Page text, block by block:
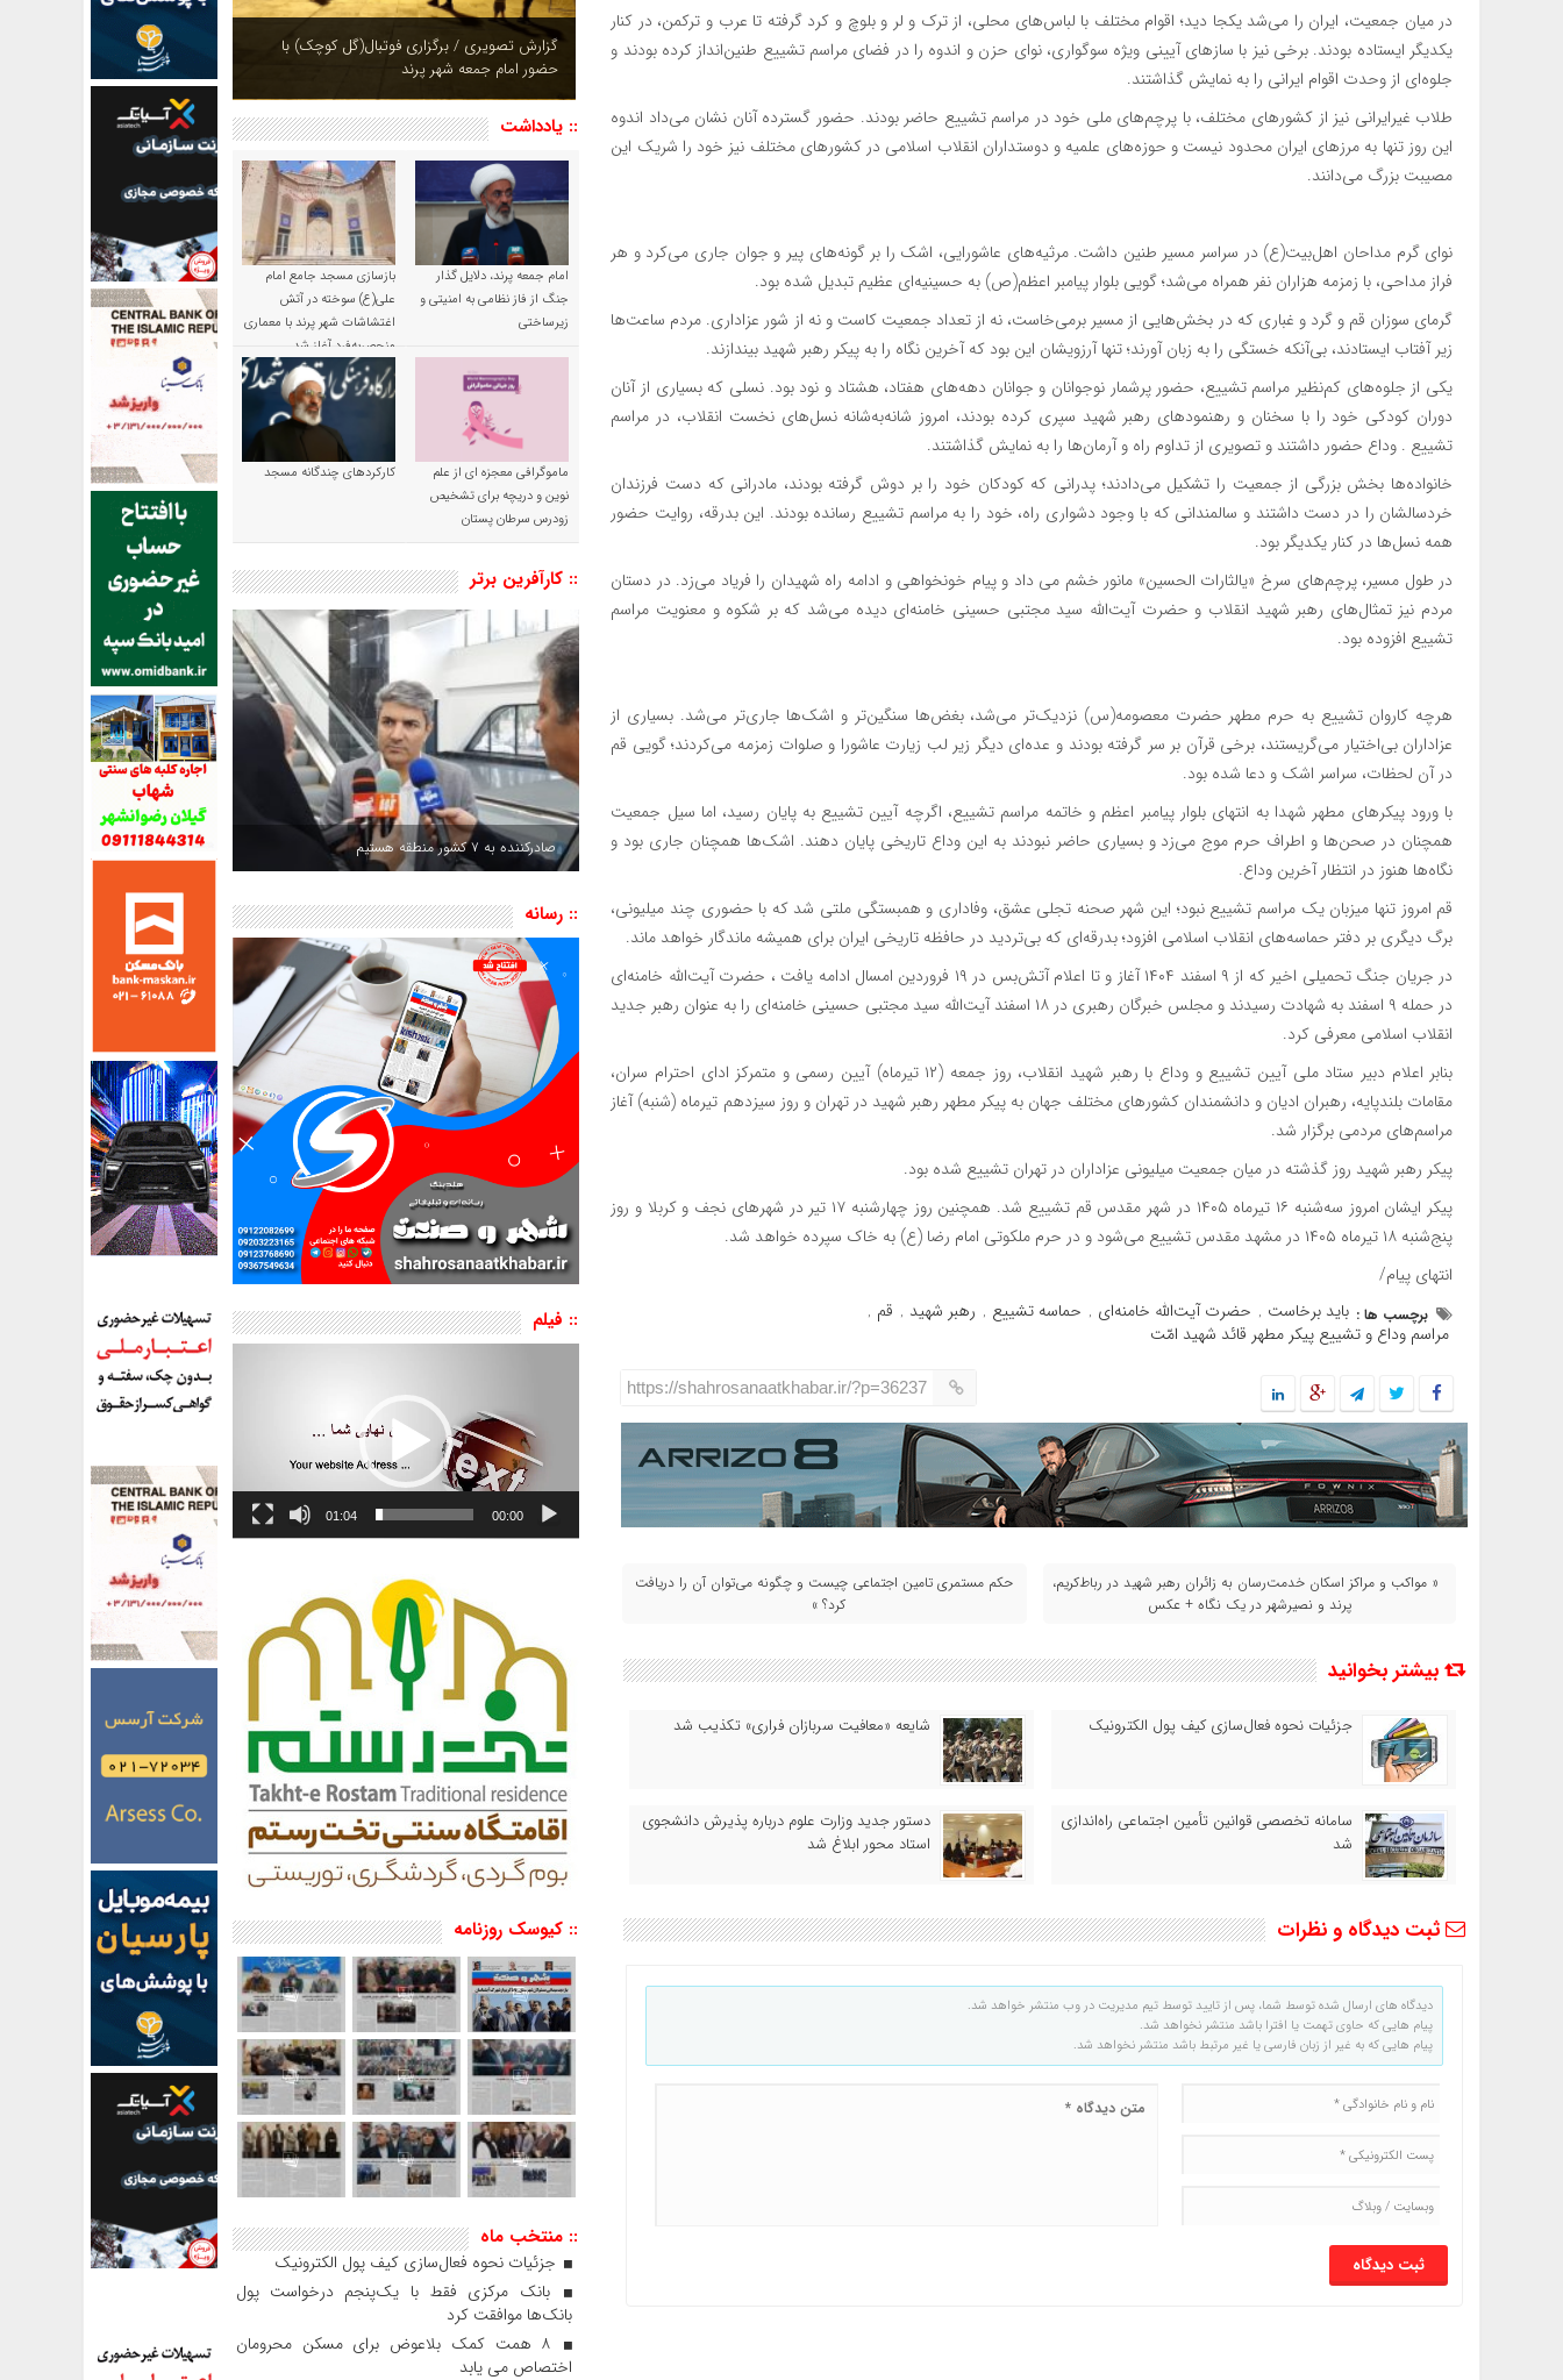
در میان جمعیت، ایران را می‌شد یکجا دید؛ اقوام مختلف با لباس‌های محلی، از ترک و لر و بلوچ و کرد گرفته تا عرب و ترکمن، در کنار
یکدیگر ایستاده بودند. برخی نیز با سازهای آیینی ویژه سوگواری، نوای حزن و اندوه را در فضای مراسم تشییع طنین‌انداز کرده بودند و
جلوه‌ای از وحدت اقوام ایرانی را به نمایش گذاشتند.
طلاب غیرایرانی نیز از کشورهای مختلف، با پرچم‌های ملی خود در مراسم تشییع حاضر بودند. حضور گسترده آنان نشان می‌داد اندوه
این روز تنها به مرزهای ایران محدود نیست و حوزه‌های علمیه و دوستداران انقلاب اسلامی در کشورهای مختلف نیز خود را شریک این
مصیبت بزرگ می‌دانند.
نوای گرم مداحان اهل‌بیت(ع) در سراسر مسیر طنین داشت. مرثیه‌های عاشورایی، اشک را بر گونه‌های پیر و جوان جاری می‌کرد و هر
فراز مداحی، با زمزمه هزاران نفر همراه می‌شد؛ گویی بلوار پیامبر اعظم(ص) به حسینیه‌ای عظیم تبدیل شده بود.
گرمای سوزان قم و گرد و غباری که در بخش‌هایی از مسیر برمی‌خاست، نه از تعداد جمعیت کاست و نه از شور عزاداری. مردم ساعت‌ها
زیر آفتاب ایستادند، بی‌آنکه خستگی را به زبان آورند؛ تنها آرزویشان این بود که آخرین نگاه را به پیکر رهبر شهید بیندازند.
یکی از جلوه‌های کم‌نظیر مراسم تشییع، حضور پرشمار نوجوانان و جوانان دهه‌های هفتاد، هشتاد و نود بود. نسلی که بسیاری از آنان
دوران کودکی خود را با سخنان و رهنمودهای رهبر شهید سپری کرده بودند، امروز شانه‌به‌شانه نسل‌های نخست انقلاب، در مراسم
تشییع . وداع حضور داشتند و تصویری از تداوم راه و آرمان‌ها را به نمایش گذاشتند.
خانواده‌ها بخش بزرگی از جمعیت را تشکیل می‌دادند؛ پدرانی که کودکان خود را بر دوش گرفته بودند، مادرانی که دست فرزندان
خردسالشان را در دست داشتند و سالمندانی که با وجود دشواری راه، خود را به مراسم تشییع رسانده بودند. این بدرقه، روایت حضور
همه نسل‌ها در کنار یکدیگر بود.
در طول مسیر، پرچم‌های سرخ «یالثارات الحسین» مانور خشم می داد و پیام خونخواهی و ادامه راه شهیدان را فریاد می‌زد. در دستان
مردم نیز تمثال‌های رهبر شهید انقلاب و حضرت آیت‌الله سید مجتبی حسینی خامنه‌ای دیده می‌شد که بر شکوه و معنویت مراسم
تشییع افزوده بود.
هرچه کاروان تشییع به حرم مطهر حضرت معصومه(س) نزدیک‌تر می‌شد، بغض‌ها سنگین‌تر و اشک‌ها جاری‌تر می‌شد. بسیاری از
عزاداران بی‌اختیار می‌گریستند، برخی قرآن بر سر گرفته بودند و عده‌ای دیگر زیر لب زیارت عاشورا و صلوات زمزمه می‌کردند؛ گویی قم
در آن لحظات، سراسر اشک و دعا شده بود.
با ورود پیکرهای مطهر شهدا به انتهای بلوار پیامبر اعظم و خاتمه مراسم تشییع، اگرچه آیین تشییع به پایان رسید، اما سیل جمعیت
همچنان در صحن‌ها و اطراف حرم موج می‌زد و بسیاری حاضر نبودند به این وداع تاریخی پایان دهند. اشک‌ها همچنان جاری بود و
نگاه‌ها هنوز در انتظار آخرین وداع.
قم امروز تنها میزبان یک مراسم تشییع نبود؛ این شهر صحنه تجلی عشق، وفاداری و همبستگی ملتی شد که با حضوری چند میلیونی،
برگ دیگری بر دفتر حماسه‌های انقلاب اسلامی افزود؛ بدرقه‌ای که بی‌تردید در حافظه تاریخی ایران برای همیشه ماندگار خواهد ماند.
در جریان جنگ تحمیلی اخیر که از ۹ اسفند ۱۴۰۴ آغاز و تا اعلام آتش‌بس در ۱۹ فروردین امسال ادامه یافت ، حضرت آیت‌الله خامنه‌ای
در حمله ۹ اسفند به شهادت رسیدند و مجلس خبرگان رهبری در ۱۸ اسفند آیت‌الله سید مجتبی حسینی خامنه‌ای را به عنوان رهبر جدید
انقلاب اسلامی معرفی کرد.
بنابر اعلام دبیر ستاد ملی آیین تشییع و وداع با رهبر شهید انقلاب، روز جمعه (۱۲ تیرماه) آیین رسمی و متمرکز ادای احترام سران،
مقامات بلندپایه، رهبران ادیان و دانشمندان کشورهای مختلف جهان به پیکر مطهر رهبر شهید در تهران و روز سیزدهم تیرماه (شنبه) آغاز
مراسم‌های مردمی برگزار شد.
پیکر رهبر شهید روز گذشته در میان جمعیت میلیونی عزاداران در تهران تشییع شده بود.
پیکر ایشان امروز سه‌شنبه ۱۶ تیرماه ۱۴۰۵ در شهر مقدس قم تشییع شد. همچنین روز چهارشنبه ۱۷ تیر در شهرهای نجف و کربلا و روز
پنج‌شنبه ۱۸ تیرماه ۱۴۰۵ در مشهد مقدس تشییع می‌شود و در حرم ملکوتی امام رضا (ع) به خاک سپرده خواهد شد.
انتهای پیام/
برچسب ها : باید برخاست , حضرت آیت‌الله خامنه‌ای , حماسه تشییع , رهبر شهید , قم ,
مراسم وداع و تشییع پیکر مطهر قائد شهید امّت
https://shahrosanaatkhabar.ir/?p=36237
« مواکب‌ و مراکز اسکان خدمت‌رسان به زائران رهبر شهید در رباط‌کریم،
پرند و نصیرشهر در یک نگاه + عکس
حکم مستمری تامین اجتماعی چیست و چگونه می‌توان آن را دریافت
کرد؟ »
بیشتر بخوانید
جزئیات نحوه فعال‌سازی کیف پول الکترونیک شایعه «معافیت سربازان فراری» تکذیب شد
سامانه تخصصی قوانین تأمین اجتماعی راه‌اندازی
شد
دستور جدید وزارت علوم درباره پذیرش دانشجوی
استاد محور ابلاغ شد
ثبت دیدگاه و نظرات
دیدگاه های ارسال شده توسط شما، پس از تایید توسط تیم مدیریت در وب منتشر خواهد شد.
پیام هایی که حاوی تهمت یا افترا باشد منتشر نخواهد شد.
پیام هایی که به غیر از زبان فارسی یا غیر مرتبط باشد منتشر نخواهد شد.
چشم نوازی بوستان های شهر پرند در فصل بهار +
تصاویر
:: یادداشت
امام جمعه پرند، دلایل گذار
جنگ از فاز نظامی به امنیتی و
زیرساختی
بازسازی مسجد جامع امام
علی(ع) سوخته در آتش
اغتشاشات شهر پرند با معماری
منحصربه‌فرد آغاز شد
ماموگرافی معجزه ای از علم
نوین و دریچه برای تشخیص
زودرس سرطان پستان
کارکردهای چندگانه مسجد
:: کارآفرین برتر
صادرکننده به ۷ کشور منطقه هستیم
:: رسانه
:: فیلم
نمایشگر
00:00
01:04
:: کیوسک روزنامه
:: منتخب ماه
جزئیات نحوه فعال‌سازی کیف پول الکترونیک
بانک مرکزی فقط با یک‌‎پنجم درخواست پول
بانک‌ها موافقت کرد
۸ همت کمک بلاعوض برای مسکن محرومان
اختصاص می یابد